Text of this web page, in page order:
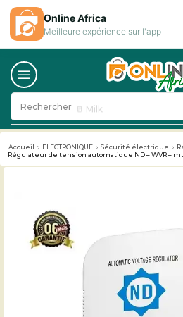
Rechercher 🥛 Milk
Accueil ELECTRONIQUE Sécurité électrique
Régulateur de tension automatique ND – WVR –
Online Africa
Meilleure expérience sur l'app